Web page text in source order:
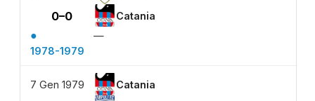
0–0 Catania
●
—
1978-1979
7 Gen 1979 Catania